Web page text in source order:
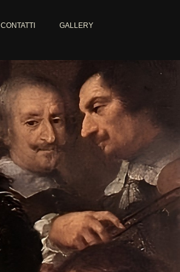
CONTATTI GALLERY